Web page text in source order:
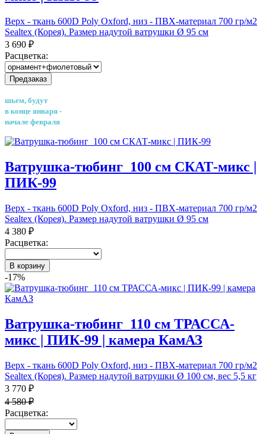
Верх - ткань 600D Poly Oxford, низ - ПВХ-материал 700 гр/м2
Sealtex (Корея). Размер надутой ватрушки Ø 95 см
3 690 ₽
Расцветка:
Предзаказ
шьем, будут
в конце января -
начале февраля
Ватрушка-тюбинг_100 см СКАТ-микс |
ПИК-99
Верх - ткань 600D Poly Oxford, низ - ПВХ-материал 700 гр/м2
Sealtex (Корея). Размер надутой ватрушки Ø 95 см
4 380 ₽
Расцветка:
В корзину
-17%
Ватрушка-тюбинг_110 см ТРАССА-
микс | ПИК-99 | камера КамАЗ
Верх - ткань 600D Poly Oxford, низ - ПВХ-материал 700 гр/м2
Sealtex (Корея). Размер надутой ватрушки Ø 100 см, вес 5,5 кг
3 770 ₽
4 580 ₽
Расцветка: